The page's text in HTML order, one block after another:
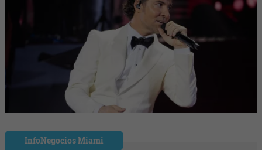
InfoNegocios Miami